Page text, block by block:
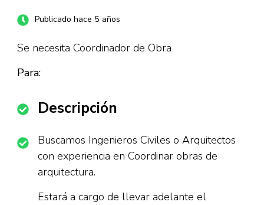
Publicado hace 5 años
Se necesita Coordinador de Obra
Para:
Descripción
Buscamos Ingenieros Civiles o Arquitectos
con experiencia en Coordinar obras de
arquitectura.
Estará a cargo de llevar adelante el